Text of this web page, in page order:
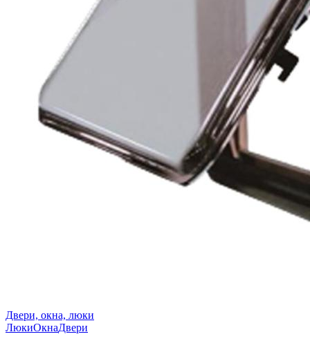
Двери, окна, люки
ЛюкиОкнаДвери